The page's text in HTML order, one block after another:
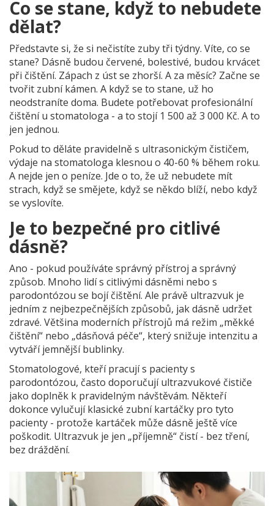
Co se stane, když to nebudete
dělat?
Představte si, že si nečistíte zuby tři týdny. Víte, co se
stane? Dásně budou červené, bolestivé, budou krvácet
při čištění. Zápach z úst se zhorší. A za měsíc? Začne se
tvořit zubní kámen. A když se to stane, už ho
neodstraníte doma. Budete potřebovat profesionální
čištění u stomatologa - a to stojí 1 500 až 3 000 Kč. A to
jen jednou.
Pokud to děláte pravidelně s ultrasonickým čističem,
výdaje na stomatologa klesnou o 40-60 % během roku.
A nejde jen o peníze. Jde o to, že už nebudete mít
strach, když se smějete, když se někdo blíží, nebo když
se vyslovíte.
Je to bezpečné pro citlivé
dásně?
Ano - pokud používáte správný přístroj a správný
způsob. Mnoho lidí s citlivými dásněmi nebo s
parodontózou se bojí čištění. Ale právě ultrazvuk je
jedním z nejbezpečnějších způsobů, jak dásně udržet
zdravé. Většina moderních přístrojů má režim „měkké
čištění“ nebo „dásňová péče“, který snižuje intenzitu a
vytváří jemnější bublinky.
Stomatologové, kteří pracují s pacienty s
parodontózou, často doporučují ultrazvukové čističe
jako doplněk k pravidelným návštěvám. Někteří
dokonce vylučují klasické zubní kartáčky pro tyto
pacienty - protože kartáček může dásně ještě více
poškodit. Ultrazvuk je jen „příjemně“ čistí - bez tření,
bez dráždění.